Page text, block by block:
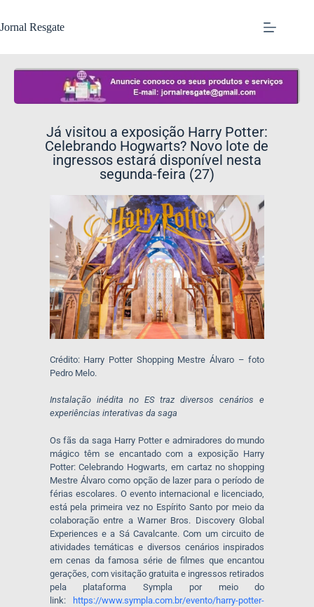
Jornal Resgate
Já visitou a exposição Harry Potter:
Celebrando Hogwarts? Novo lote de
ingressos estará disponível nesta
segunda-feira (27)
Crédito: Harry Potter Shopping Mestre Álvaro – foto
Pedro Melo.
Instalação inédita no ES traz diversos cenários e
experiências interativas da saga
Os fãs da saga Harry Potter e admiradores do mundo
mágico têm se encantado com a exposição Harry
Potter: Celebrando Hogwarts, em cartaz no shopping
Mestre Álvaro como opção de lazer para o período de
férias escolares. O evento internacional e licenciado,
está pela primeira vez no Espírito Santo por meio da
colaboração entre a Warner Bros. Discovery Global
Experiences e a Sá Cavalcante. Com um circuito de
atividades temáticas e diversos cenários inspirados
em cenas da famosa série de filmes que encantou
gerações, com visitação gratuita e ingressos retirados
pela plataforma Sympla por meio do
link: https://www.sympla.com.br/evento/harry-potter-